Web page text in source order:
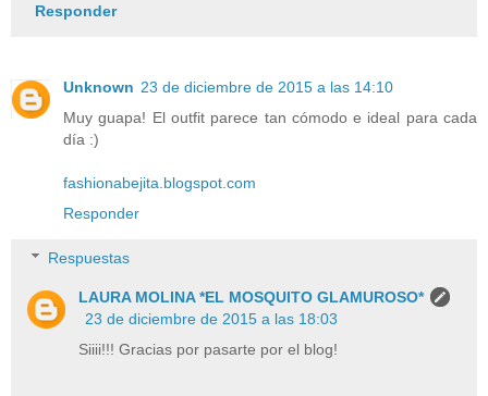
Responder
Unknown 23 de diciembre de 2015 a las 14:10
Muy guapa! El outfit parece tan cómodo e ideal para cada
día :)
fashionabejita.blogspot.com
Responder
Respuestas
LAURA MOLINA *EL MOSQUITO GLAMUROSO*
23 de diciembre de 2015 a las 18:03
Siiii!!! Gracias por pasarte por el blog!